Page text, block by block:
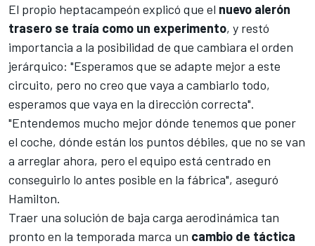
El propio heptacampeón explicó que el nuevo alerón
trasero se traía como un experimento, y restó
importancia a la posibilidad de que cambiara el orden
jerárquico: "Esperamos que se adapte mejor a este
circuito, pero no creo que vaya a cambiarlo todo,
esperamos que vaya en la dirección correcta".
"Entendemos mucho mejor dónde tenemos que poner
el coche, dónde están los puntos débiles, que no se van
a arreglar ahora, pero el equipo está centrado en
conseguirlo lo antes posible en la fábrica", aseguró
Hamilton.
Traer una solución de baja carga aerodinámica tan
pronto en la temporada marca un cambio de táctica